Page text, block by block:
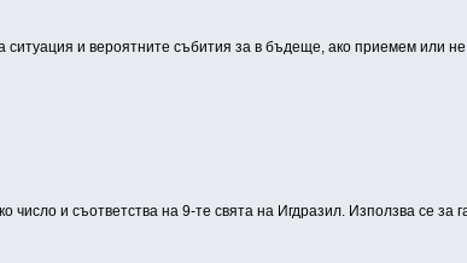
и вероятните събития за в бъдеще, ако приемем или
число и съответства на 9-те свята на Игдразил. Използва се за